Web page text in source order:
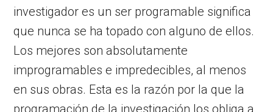
investigador es un ser programable significa
que nunca se ha topado con alguno de ellos.
Los mejores son absolutamente
improgramables e impredecibles, al menos
en sus obras. Esta es la razón por la que la
programación de la investigación los obliga a